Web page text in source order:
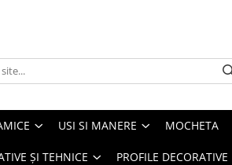
USI SI MANERE MOCHETA
ȘI TEHNICE PROFILE DECORATIVE